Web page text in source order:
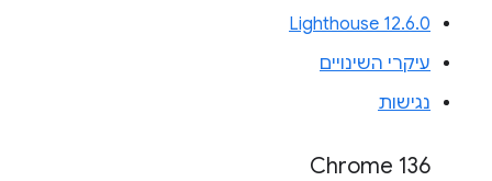
Lighthouse 12.6.0
עיקרי השינויים
נגישות
Chrome 136